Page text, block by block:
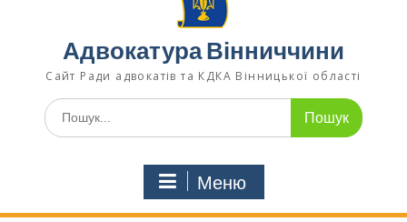
Адвокатура Вінниччини
Сайт Ради адвокатів та КДКА Вінницької області
Шукати:
Меню